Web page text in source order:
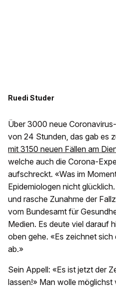
Ruedi Studer
Über 3000 neue
von 24 Stunden, das gab es
mit 3150 neuen Fällen am
welche auch die Corona-
aufschreckt. «Was im
Epidemiologen nicht
und rasche Zunahme der
vom Bundesamt für
Medien. Es deute viel darauf
oben gehe. «Es zeichnet sich
ab.»
Sein Appell: «Es ist jetzt der
lassen!» Man wolle